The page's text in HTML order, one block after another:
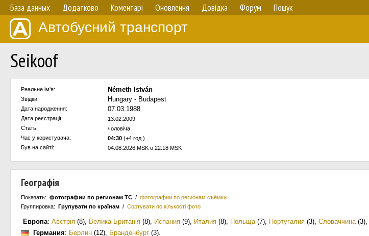
База данных Додатково Коментарі Оновлення Довідка Форум Пошук
Автобусний транспорт
Seikoof
Реальне ім'я: Németh István
Звідки: Hungary - Budapest
Дата народження: 07.03.1988
Дата реєстрації:
13.02.2009
Стать:
чоловіча
Час у користувача:
04:30 (+4 год.)
Був на сайті:
04.08.2026 MSK о 22:18 MSK
Географія
Показать: фотографии по регионам ТС / фотографии по регионам съёмки
Группировка: Групувати по країнам / Сортувати по кількості фото
Европа: Австрія (8), Велика Британія (8), Испания (9), Италия (8), Польща(7), Португалия (3), Словаччина(3),
Германия: Берлин (12), Бранденбург (3).